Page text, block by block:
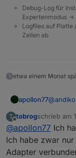
seid dem
jetzt
es
Sollten
Debug-Log für
Expertenmodus -
Logfiles auf
Zeilen ab
etwa einem Monat
apollon77@
T
Offline
tobrogschrieb am
zuletzt
@apollon77 Ich
Ich habe zwar
Adapter